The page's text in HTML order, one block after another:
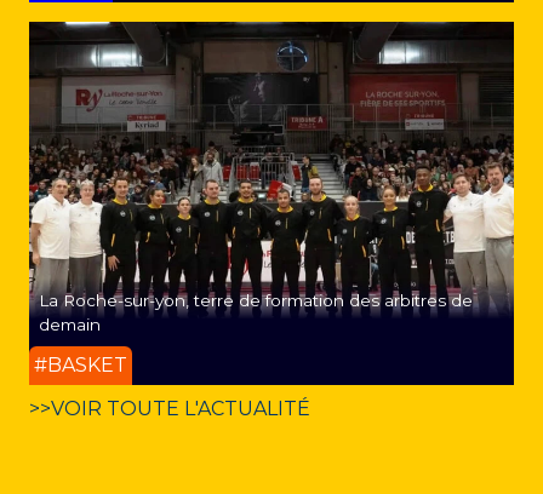
La Roche-sur-yon, terre de formation des arbitres de
demain
#BASKET
>>VOIR TOUTE L'ACTUALITÉ